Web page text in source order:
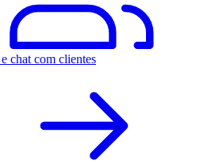
chat com clientes